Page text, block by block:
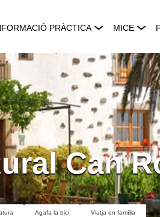
PRÀCTICA MICE
Can
Agafa la bici Viatja en família